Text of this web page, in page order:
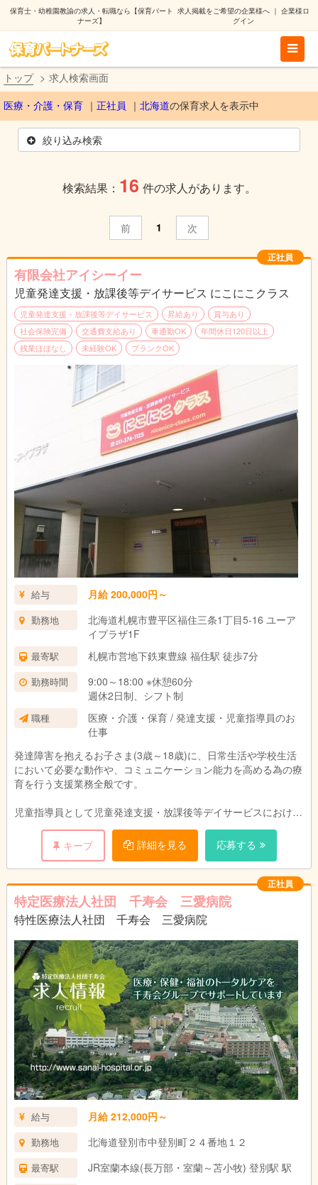
保育士・幼稚園教諭の求人・転職なら【保育パート
ナーズ】
求人掲載をご希望の企業様へ｜ 企業様ロ
グイン
トップ 求人検索画面
医療・介護・保育 正社員 北海道の保育求人を表示中
絞り込み検索
検索結果： 16 件の求人があります。
前 1 次
正社員
有限会社アイシーイー
児童発達支援・放課後等デイサービス にこにこクラス
児童発達支援・放課後等デイサービス 昇給あり
賞与あり
社会保険完備
交通費支給あり 車通勤OK
年間休日120日以上
残業ほぼなし
未経験OK ブランクOK
給与 月給 200,000円～
勤務地
北海道札幌市豊平区福住三条1丁目5-16 ユーア
イプラザ1F
最寄駅 札幌市営地下鉄東豊線 福住駅 徒歩7分
勤務時間
9:00～18:00 ※休憩60分
週休2日制、シフト制
職種
医療・介護・保育 / 発達支援・児童指導員のお
仕事
発達障害を抱えるお子さま(3歳～18歳)に、日常生活や学校生活
において必要な動作や、コミュニケーション能力を高める為の療
育を行う支援業務全般です。
児童指導員として児童発達支援・放課後等デイサービスにおける
・日々の活動内容の決定とスタッフ間との情報共有
・児童指導員同志、児発管や管理者と協力して集団活動の計画
・PC操作での各種書類作成
・個別支援計画の作成補助
・通所児童の送迎
スキルアップによる昇給も可能です。
【資格保有者のみの募集】
児童指導員としての任用資格が認められる方
・保育士、幼稚園教諭、教員資格など
・児童福祉の実務経験が2年以上(通算)
※詳しい事はお問い合わせ下さい
キープ 詳細を見る 応募する
正社員
特定医療法人社団 千寿会 三愛病院
特性医療法人社団 千寿会 三愛病院
給与 月給 212,000円～
勤務地 北海道登別市中登別町２４番地１２
最寄駅 JR室蘭本線(長万部・室蘭～苫小牧) 登別駅 駅